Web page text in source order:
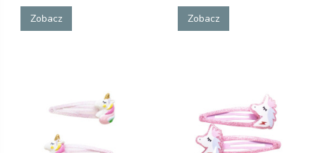
Zobacz Zobacz